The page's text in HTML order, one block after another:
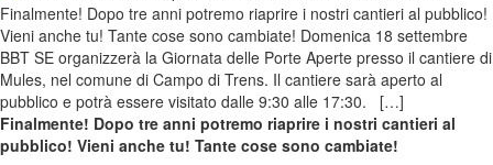
Finalmente! Dopo tre anni potremo riaprire i nostri cantieri al pubblico!
Vieni anche tu! Tante cose sono cambiate! Domenica 18 settembre
BBT SE organizzerà la Giornata delle Porte Aperte presso il cantiere di
Mules, nel comune di Campo di Trens. Il cantiere sarà aperto al
pubblico e potrà essere visitato dalle 9:30 alle 17:30. […]
Finalmente! Dopo tre anni potremo riaprire i nostri cantieri al
pubblico! Vieni anche tu! Tante cose sono cambiate!